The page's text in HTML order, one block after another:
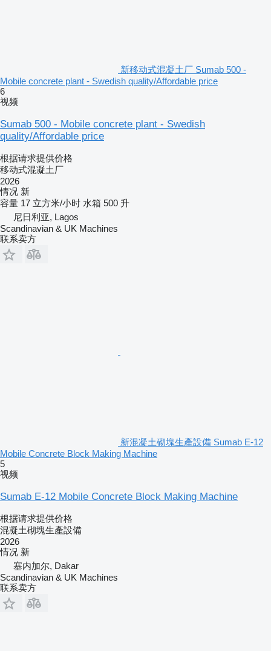
新移动式混凝土厂 Sumab 500 -
Mobile concrete plant - Swedish quality/Affordable price
6
视频
Sumab 500 - Mobile concrete plant - Swedish
quality/Affordable price
根据请求提供价格
移动式混凝土厂
2026
情况 新
容量 17 立方米/小时 水箱 500 升
尼日利亚, Lagos
Scandinavian & UK Machines
联系卖方
新混凝土砌塊生產設備 Sumab E-12
Mobile Concrete Block Making Machine
5
视频
Sumab E-12 Mobile Concrete Block Making Machine
根据请求提供价格
混凝土砌塊生產設備
2026
情况 新
塞内加尔, Dakar
Scandinavian & UK Machines
联系卖方